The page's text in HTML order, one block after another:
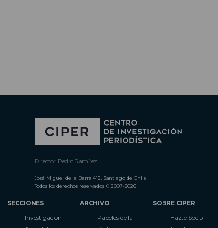
Director: Pedro Ramírez
José Miguel de la Barra 412, Santiago de Chile
Todos los derechos reservados © 2007-2026
SECCIONES
Investigación
ARCHIVO
Papeles de la
SOBRE CIPER
Hazte Socio